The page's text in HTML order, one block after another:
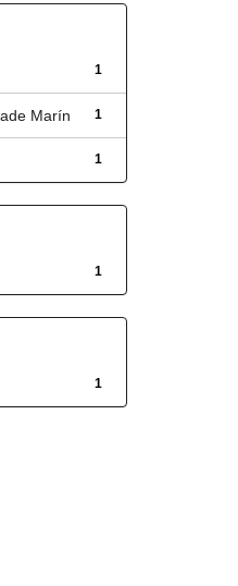
1
1
Marín
1
1
1